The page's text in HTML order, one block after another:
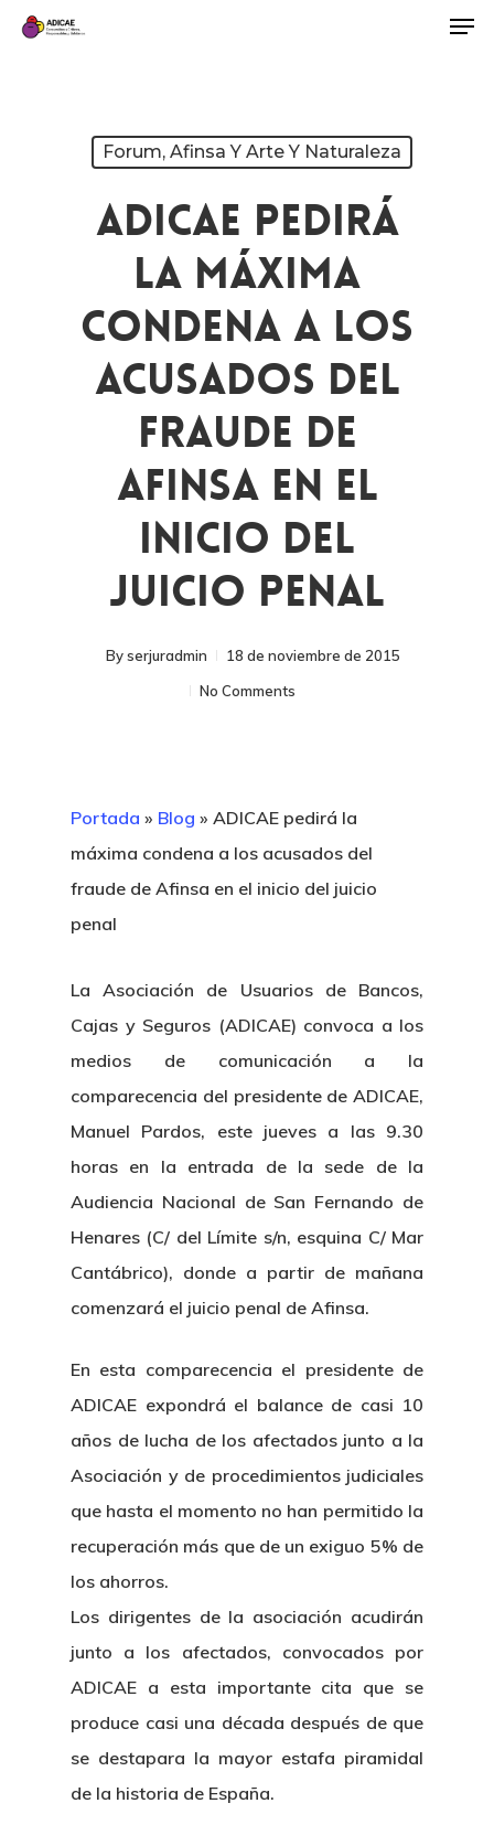
Forum, Afinsa Y Arte Y Naturaleza
ADICAE Pedirá
La Máxima
Condena A Los
Acusados Del
Fraude De
Afinsa En El
Inicio Del
Juicio Penal
Byserjuradmin
18 de noviembre de 2015
No Comments
Portada » Blog » ADICAE pedirá la
máxima condena a los acusados del
fraude de Afinsa en el inicio del juicio
penal
La Asociación de Usuarios de Bancos,
Cajas y Seguros (ADICAE) convoca a los
medios de comunicación a la
comparecencia del presidente de ADICAE,
Manuel Pardos, este jueves a las 9.30
horas en la entrada de la sede de la
Audiencia Nacional de San Fernando de
Henares (C/ del Límite s/n, esquina C/ Mar
Cantábrico), donde a partir de mañana
comenzará el juicio penal de Afinsa.
En esta comparecencia el presidente de
ADICAE expondrá el balance de casi 10
años de lucha de los afectados junto a la
Asociación y de procedimientos judiciales
que hasta el momento no han permitido la
recuperación más que de un exiguo 5% de
los ahorros.
Los dirigentes de la asociación acudirán
junto a los afectados, convocados por
ADICAE a esta importante cita que se
produce casi una década después de que
se destapara la mayor estafa piramidal
de la historia de España.